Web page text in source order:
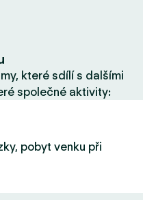
které sdílí s dalšími
společné aktivity:
pobyt venku při